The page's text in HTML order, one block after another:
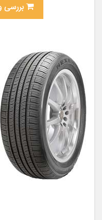
بررسی